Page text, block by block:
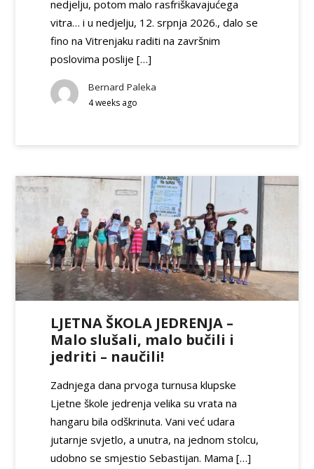
nedjelju, potom malo rasfriškavajućega
vitra… i u nedjelju, 12. srpnja 2026., dalo se
fino na Vitrenjaku raditi na završnim
poslovima poslije […]
Bernard Paleka
4 weeks ago
LJETNA ŠKOLA JEDRENJA –
Malo slušali, malo bučili i
jedriti – naučili!
Zadnjega dana prvoga turnusa klupske
Ljetne škole jedrenja velika su vrata na
hangaru bila odškrinuta. Vani već udara
jutarnje svjetlo, a unutra, na jednom stolcu,
udobno se smjestio Sebastijan. Mama […]